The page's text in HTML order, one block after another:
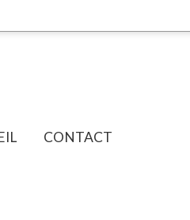
CONTACT